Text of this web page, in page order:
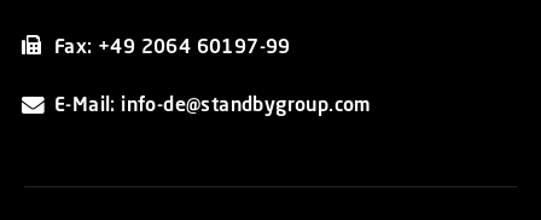
Fax: +49 2064 60197-99
E-Mail: info-de@standbygroup.com